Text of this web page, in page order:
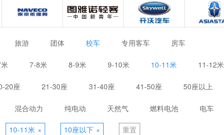
旅游 团体 校车 专用客车 房车
7-8米 8-9米 9-10米 10-11米 11-12米
20座 21-30座 31-40座 41-50座 50座以上
混合动力 纯电动 天然气 燃料电池 电车
10-11米 × 10座以下 × 重置